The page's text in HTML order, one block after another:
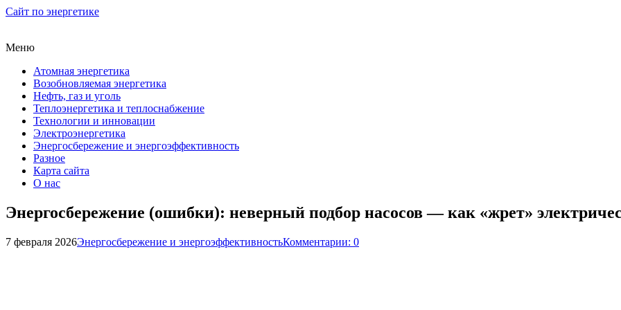
Сайт по энергетике
Меню
Атомная энергетика
Возобновляемая энергетика
Нефть, газ и уголь
Теплоэнергетика и теплоснабжение
Технологии и инновации
Электроэнергетика
Энергосбережение и энергоэффективность
Разное
Карта сайта
О нас
Энергосбережение (ошибки): неверный подбор насосов — как «жрет»
7 февраля 2026Энергосбережение и энергоэффективностьКомментарии: 0